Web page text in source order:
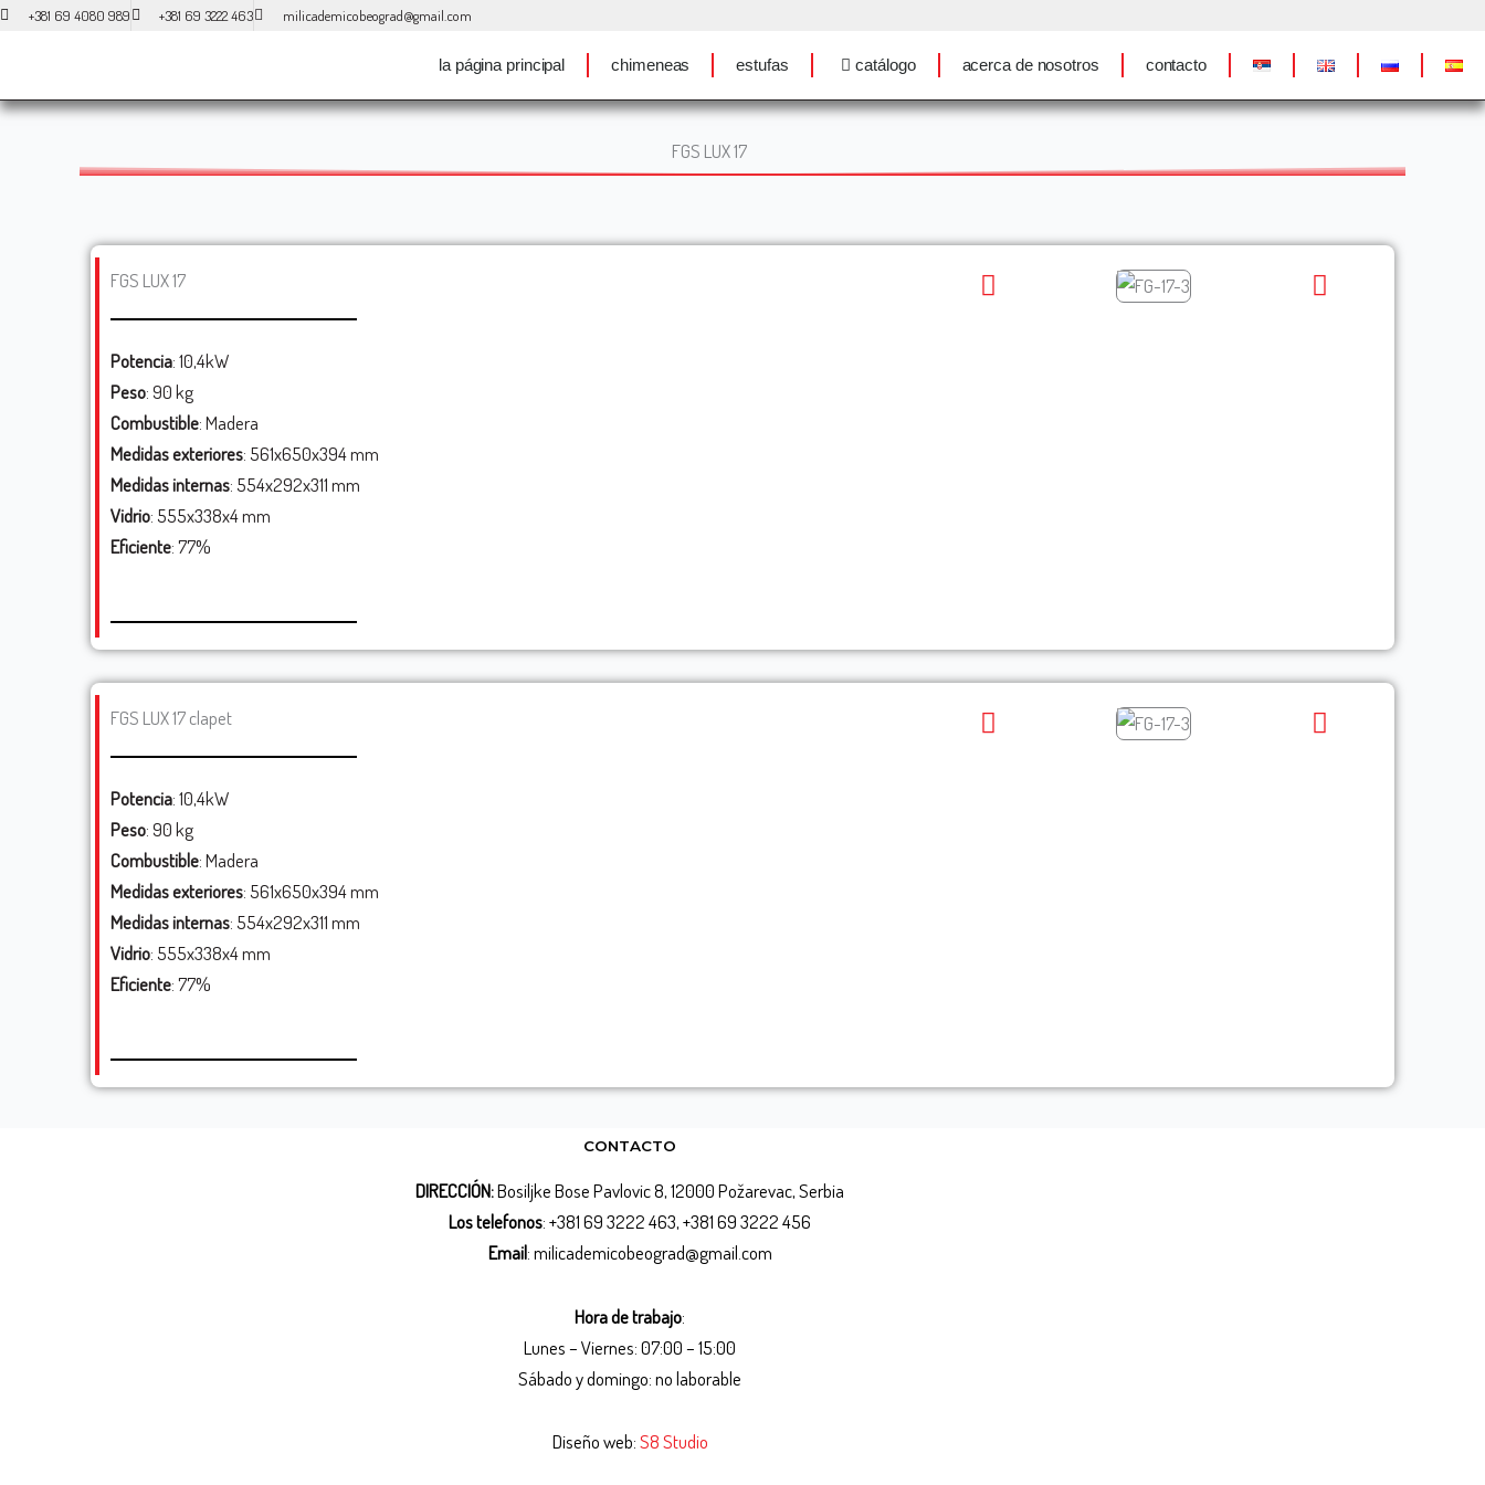
Ir
+381 69 4080 989 +381 69 3222 463 milicademicobeograd@gmail.com
la página principal chimeneas estufas catálogo acerca de nosotros contacto
FGS LUX 17
FGS LUX 17
Potencia: 10,4kW
Peso: 90 kg
Combustible: Madera
Medidas exteriores: 561x650x394 mm
Medidas internas: 554x292x311 mm
Vidrio: 555x338x4 mm
Eficiente: 77%
FGS LUX 17 clapet
Potencia: 10,4kW
Peso: 90 kg
Combustible: Madera
Medidas exteriores: 561x650x394 mm
Medidas internas: 554x292x311 mm
Vidrio: 555x338x4 mm
Eficiente: 77%
CONTACTO
DIRECCIÓN:Bosiljke Bose Pavlovic 8, 12000 Požarevac, Serbia
Los telefonos: +381 69 3222 463, +381 69 3222 456
Email: milicademicobeograd@gmail.com
Hora de trabajo:
Lunes – Viernes: 07:00 – 15:00
Sábado y domingo: no laborable
Diseño web:S8 Studio